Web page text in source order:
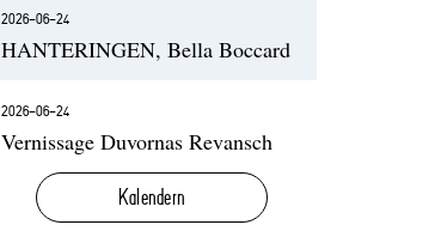
2026-06-24
HANTERINGEN, Bella Boccard
2026-06-24
Vernissage Duvornas Revansch
Kalendern